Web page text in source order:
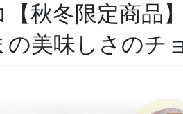
秋冬限定商品
の美味しさのチ